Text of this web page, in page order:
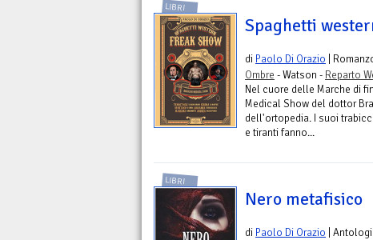
LIBRI
Spaghetti
di Paolo Di Orazio |
Ombre - Watson - Reparto
Nel cuore delle Marche di
Medical Show del dottor
dell'ortopedia. I suoi
e tiranti fanno...
LIBRI
Nero metafisico
di Paolo Di Orazio |